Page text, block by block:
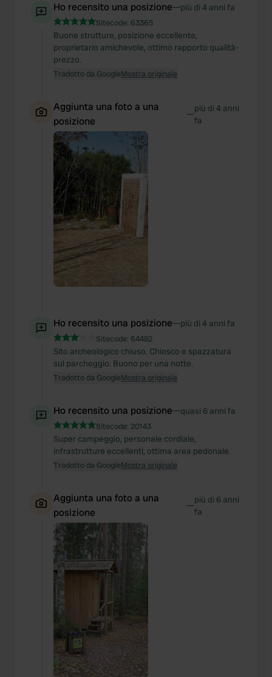
Ho recensito una posizione—più di 4 anni fa
Sitecode: 63365
Buone strutture, posizione eccellente,
proprietario amichevole, ottimo rapporto qualità-
prezzo.
Tradotto da GoogleMostra originale
Aggiunta una foto a una
posizione
—più di 4 anni
fa
Ho recensito una posizione—più di 4 anni fa
Sitecode: 64482
Sito archeologico chiuso. Chiosco e spazzatura
sul parcheggio. Buono per una notte.
Tradotto da GoogleMostra originale
Ho recensito una posizione—quasi 6 anni fa
Sitecode: 20143
Super campeggio, personale cordiale,
infrastrutture eccellenti, ottima area pedonale.
Tradotto da GoogleMostra originale
Aggiunta una foto a una
posizione
—più di 6 anni
fa